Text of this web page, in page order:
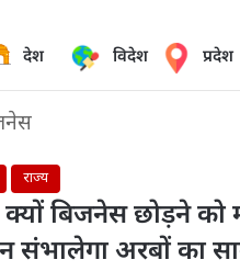
देश विदेश प्रदेश
राज्य
क्यों बिजनेस छोड़ने को
संभालेगा अरबों का